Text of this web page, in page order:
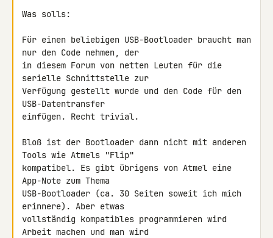
Was solls:
Für einen beliebigen USB-Bootloader braucht man
nur den Code nehmen, der
in diesem Forum von netten Leuten für die
serielle Schnittstelle zur
Verfügung gestellt wurde und den Code für den
USB-Datentransfer
einfügen. Recht trivial.
Bloß ist der Bootloader dann nicht mit anderen
Tools wie Atmels "Flip"
kompatibel. Es gibt übrigens von Atmel eine
App-Note zum Thema
USB-Bootloader (ca. 30 Seiten soweit ich mich
erinnere). Aber etwas
vollständig kompatibles programmieren wird
Arbeit machen und man wird